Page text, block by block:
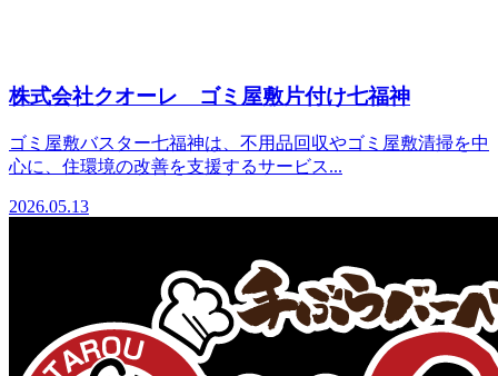
株式会社クオーレ ゴミ屋敷片付け七福神
ゴミ屋敷バスター七福神は、不用品回収やゴミ屋敷清掃を中
心に、住環境の改善を支援するサービス...
2026.05.13